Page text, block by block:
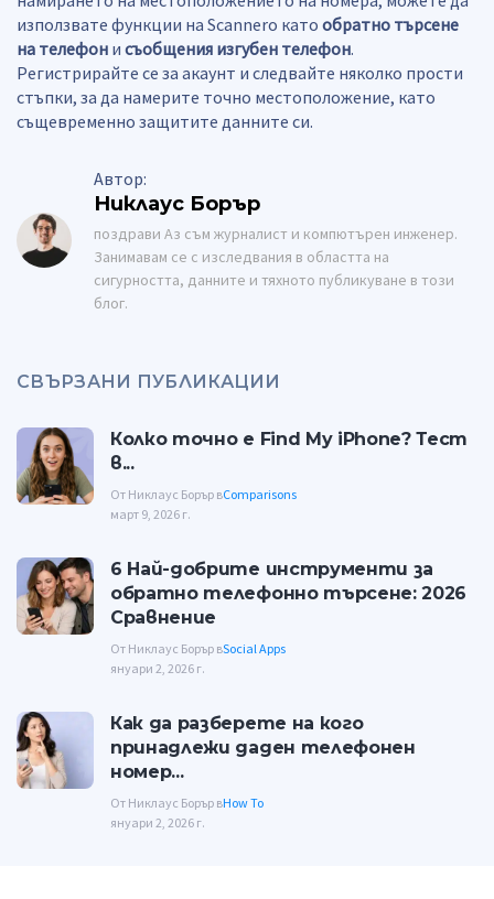
използвате функции на Scannero като обратно търсене
на телефон и съобщения изгубен телефон.
Регистрирайте се за акаунт и следвайте няколко прости
стъпки, за да намерите точно местоположение, като
същевременно защитите данните си.
Автор:
Никлаус Борър
поздрави Аз съм журналист и компютърен инженер.
Занимавам се с изследвания в областта на
сигурността, данните и тяхното публикуване в този
блог.
СВЪРЗАНИ ПУБЛИКАЦИИ
Колко точно е Find My iPhone? Тест
в...
От Никлаус Борър вComparisons
март 9, 2026 г.
6 Най-добрите инструменти за
обратно телефонно търсене: 2026
Сравнение
От Никлаус Борър вSocial Apps
януари 2, 2026 г.
Как да разберете на кого
принадлежи даден телефонен
номер...
От Никлаус Борър вHow To
януари 2, 2026 г.